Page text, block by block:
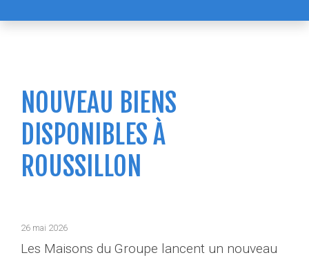
NOUVEAU BIENS
DISPONIBLES À
ROUSSILLON
26 mai 2026
Les Maisons du Groupe lancent un nouveau